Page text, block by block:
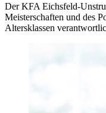
Der KFA Eichsfeld-
Meisterschaften und des
Altersklassen